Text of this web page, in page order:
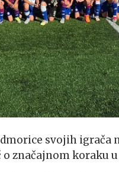
svojih
o značajnom koraku